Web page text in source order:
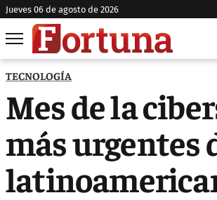
jueves 06 de agosto de 2026
TECNOLOGÍA
Mes de la
más urgentes